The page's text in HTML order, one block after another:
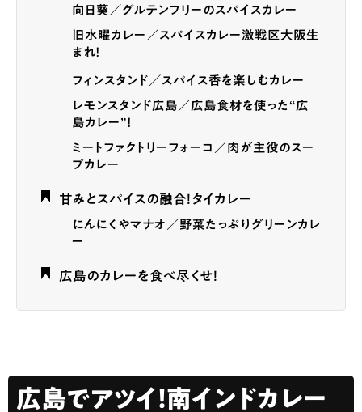
向日葵／グルテンフリーのスパイスカレー
旧水曜カレー／スパイスカレー激戦区大阪生
まれ！
フィンスタンド／スパイス香を楽しむカレー
レモンスタンド広島／広島食材を使った“広
島カレー”！
ミートファクトリーフォーコ／肉が主役のスー
プカレー
甘みとスパイスの融合！タイカレー
にんにくやマナオ／野菜たっぷりグリーンカレ
ー
広島のカレーを食べ尽くせ！
広島でアツイ！南インドカレー